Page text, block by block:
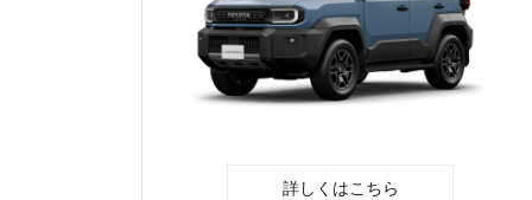
詳しくはこちら